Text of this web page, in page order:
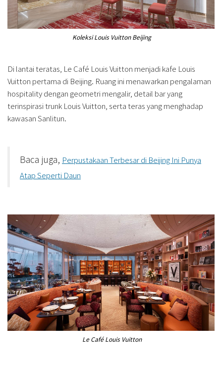
Koleksi Louis Vuitton Beijing
Di lantai teratas, Le Café Louis Vuitton menjadi kafe Louis
Vuitton pertama di Beijing. Ruang ini menawarkan pengalaman
hospitality dengan geometri mengalir, detail bar yang
terinspirasi trunk Louis Vuitton, serta teras yang menghadap
kawasan Sanlitun.
Baca juga, Perpustakaan Terbesar di Beijing Ini Punya
Atap Seperti Daun
Le Café Louis Vuitton